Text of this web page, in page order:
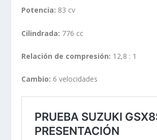
Potencia: 83 cv
Cilindrada: 776 cc
Relación de compresión: 12,8 : 1
Cambio: 6 velocidades